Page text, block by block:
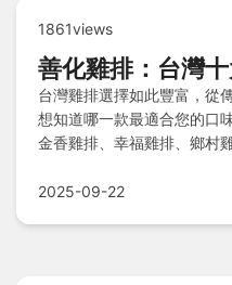
1861views
善化雞排：台灣
台灣雞排選擇如此豐富，從
想知道哪一款最適合您的口
金香雞排、幸福雞排、鄉村
帶來酥脆多汁的美味體驗，
2025-09-22